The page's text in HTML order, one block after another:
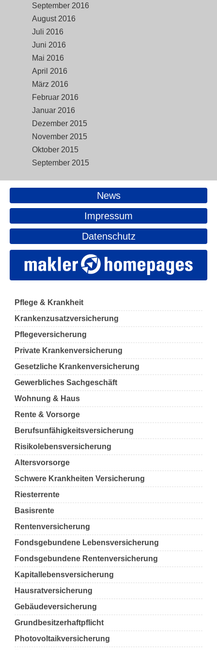
September 2016
August 2016
Juli 2016
Juni 2016
Mai 2016
April 2016
März 2016
Februar 2016
Januar 2016
Dezember 2015
November 2015
Oktober 2015
September 2015
News
Impressum
Datenschutz
Pflege & Krankheit
Krankenzusatzversicherung
Pflegeversicherung
Private Krankenversicherung
Gesetzliche Krankenversicherung
Gewerbliches Sachgeschäft
Wohnung & Haus
Rente & Vorsorge
Berufs­unfähigkeitsversicherung
Risikolebensversicherung
Altersvorsorge
Schwere Krankheiten Versicherung
Riesterrente
Basisrente
Rentenversicherung
Fondsgebundene Lebensversicherung
Fondsgebundene Rentenversicherung
Kapitallebensversicherung
Hausratversicherung
Gebäudeversicherung
Grundbesitzerhaftpflicht
Photovoltaikversicherung